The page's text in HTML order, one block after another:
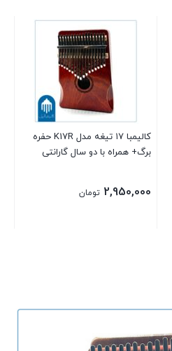
کالیمبا ۱۷ تیغه مدل K17R حفره
برگ+ همراه با دو سال گارانتی
2,950,000 تومان